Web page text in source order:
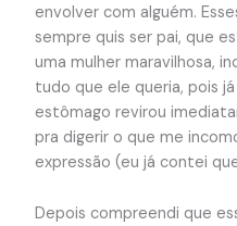
envolver com alguém.
sempre quis ser pai, que
uma mulher maravilhosa,
tudo que ele queria, pois
estômago revirou
pra digerir o que me
expressão (eu já contei
Depois compreendi que